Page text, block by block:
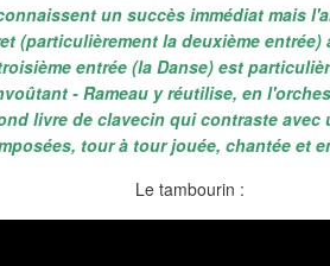
un succès immédiat mais
(particulièrement la deuxième entrée)
entrée (la Danse) est
- Rameau y réutilise, en
livre de clavecin qui contraste avec
tour à tour jouée, chantée et
Le tambourin :